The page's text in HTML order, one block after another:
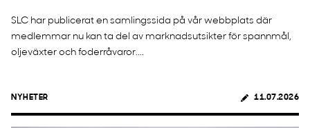
SLC har publicerat en samlingssida på vår webbplats där
medlemmar nu kan ta del av marknadsutsikter för spannmål,
oljeväxter och foderråvaror....
NYHETER 11.07.2026